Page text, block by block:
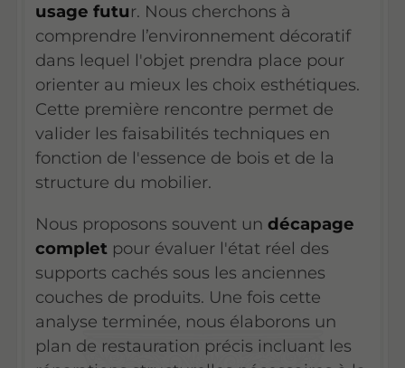
usage futur. Nous cherchons à
comprendre l’environnement décoratif
dans lequel l'objet prendra place pour
orienter au mieux les choix esthétiques.
Cette première rencontre permet de
valider les faisabilités techniques en
fonction de l'essence de bois et de la
structure du mobilier.
Nous proposons souvent un décapage
complet pour évaluer l'état réel des
supports cachés sous les anciennes
couches de produits. Une fois cette
analyse terminée, nous élaborons un
plan de restauration précis incluant les